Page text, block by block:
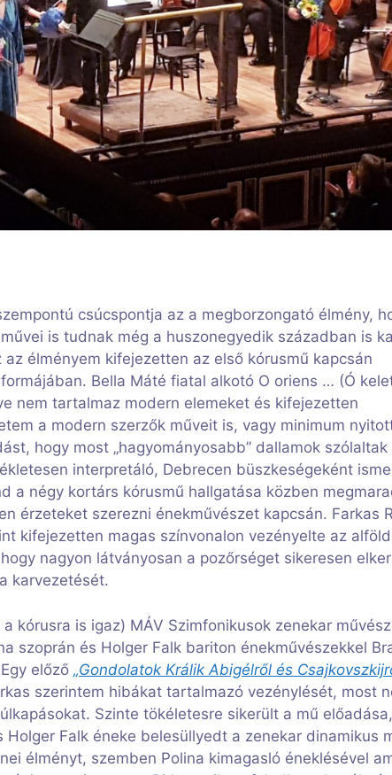
csúcspontja az a megborzongató élmény,
is tudnak még a huszonegyedik században is
élményem kifejezetten az első kórusmű kapcsán
Bella Máté fiatal alkotó O oriens … (Ó
nem tartalmaz modern elemeket és kifejezetten
a modern szerzők műveit is, vagy minimum
hogy most „hagyományosabb” dallamok szólaltak
interpretáló, Debrecen büszkeségeként
a négy kortárs kórusmű hallgatása közben
érzeteket szerezni énekművészet kapcsán. Farkas
kifejezetten magas színvonalon vezényelte az
nagyon látványosan a pozőrséget sikeresen
karvezetését.
kórusra is igaz) MÁV Szimfonikusok zenekar
szoprán és Holger Falk bariton énekművészekkel
előző „Gondolatok Králik Abigélről és
szerintem hibákat tartalmazó vezénylését, most
Szinte tökéletesre sikerült a mű
Holger Falk éneke belesüllyedt a zenekar dinamikus
élményt, szemben Polina kimagasló éneklésével